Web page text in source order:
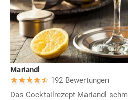
Mariandl
192 Bewertungen
Das Cocktailrezept Mariandl